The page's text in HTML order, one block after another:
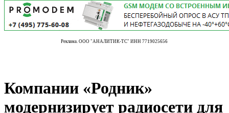
Реклама. ООО "АНАЛИТИК-ТС" ИНН 7719025656
Компании «Родник»
модернизирует радиосети для